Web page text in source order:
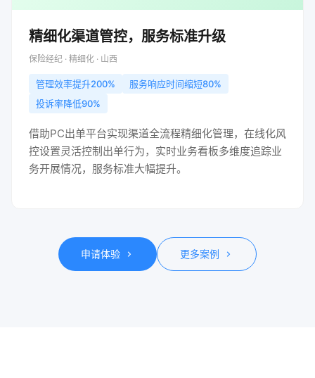
精细化渠道管控，服务标准升级
保险经纪 · 精细化 · 山西
管理效率提升200%
服务响应时间缩短80%
投诉率降低90%
借助PC出单平台实现渠道全流程精细化管理，在线化风
控设置灵活控制出单行为，实时业务看板多维度追踪业
务开展情况，服务标准大幅提升。
申请体验 更多案例